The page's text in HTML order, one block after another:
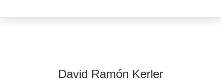
David Ramón Kerler